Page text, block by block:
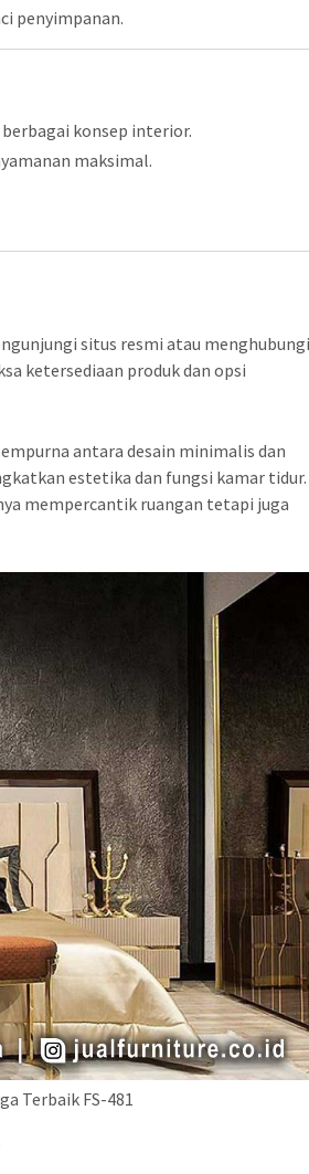
penyimpanan.
konsep interior.
maksimal.
situs resmi atau
ketersediaan produk dan opsi
antara desain minimalis dan
estetika dan fungsi kamar tidur.
mempercantik ruangan tetapi juga
Terbaik FS-481